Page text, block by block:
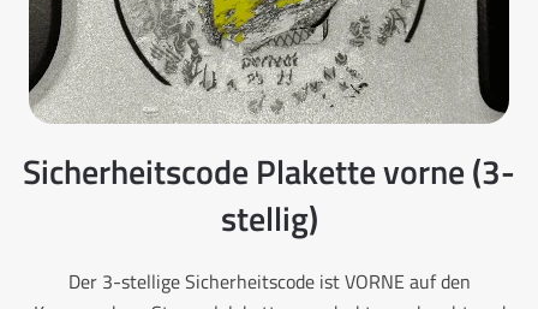
Sicherheitscode Plakette vorne (3-
stellig)
Der 3-stellige Sicherheitscode ist VORNE auf den